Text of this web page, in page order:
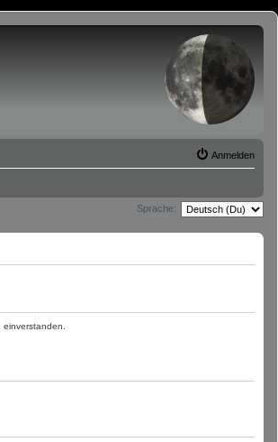
Anmelden
Sprache: